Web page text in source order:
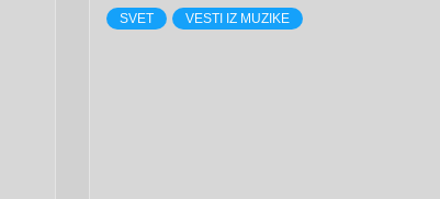
SVET VESTI IZ MUZIKE